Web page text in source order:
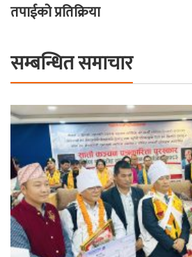
तपाईको प्रतिक्रिया
सम्बन्धित समाचार